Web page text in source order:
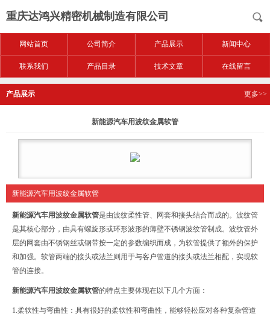
重庆达鸿兴精密机械制造有限公司
网站首页 公司简介 产品展示 新闻中心
联系我们 产品目录 技术文章 在线留言
产品展示 更多>>
新能源汽车用波纹金属软管
新能源汽车用波纹金属软管
新能源汽车用波纹金属软管是由波纹柔性管、网套和接头结合而成的。波纹管
是其核心部分，由具有螺旋形或环形波形的薄壁不锈钢波纹管制成。波纹管外
层的网套由不锈钢丝或钢带按一定的参数编织而成，为软管提供了额外的保护
和加强。软管两端的接头或法兰则用于与客户管道的接头或法兰相配，实现软
管的连接。
新能源汽车用波纹金属软管的特点主要体现在以下几个方面：
1.柔软性与弯曲性：具有很好的柔软性和弯曲性，能够轻松应对各种复杂管道